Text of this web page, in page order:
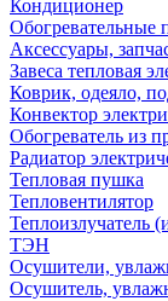
Кондиционер
Обогревательные
Аксессуары,
Завеса тепловая
Коврик, одеяло,
Конвектор
Обогреватель из
Радиатор
Тепловая пушка
Тепловентилятор
Теплоизлучатель
ТЭН
Осушители,
Осушитель,